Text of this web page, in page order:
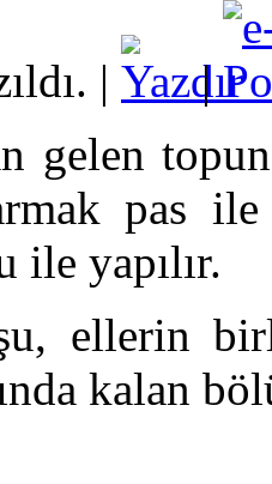
|
|
gelen topun
pas
ile yapılır.
ellerin
kalan